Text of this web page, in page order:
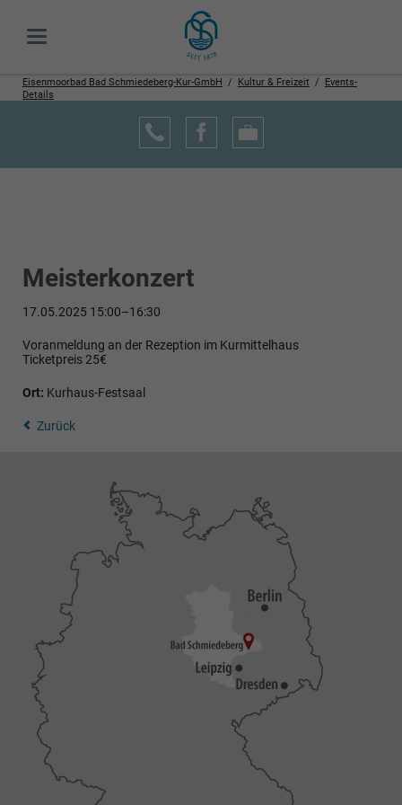
Eisenmoorbad Bad Schmiedeberg-Kur-GmbH Kultur & Freizeit
Events-
Details
Meisterkonzert
17.05.2025 15:00–16:30
Voranmeldung an der Rezeption im Kurmittelhaus
Ticketpreis 25€
Ort: Kurhaus-Festsaal
Zurück